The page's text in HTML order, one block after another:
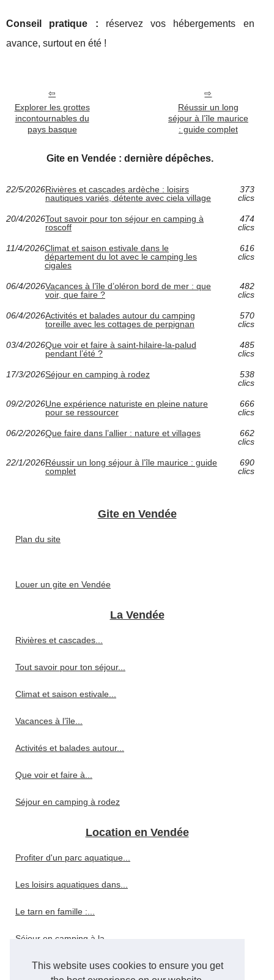
This website uses cookies to ensure you get
Conseil pratique : réservez vos hébergements en
avance, surtout en été !
Explorer les grottes
incontournables du
pays basque
Réussir un long
séjour à l’île maurice
: guide complet
Gite en Vendée : dernière dépêches.
22/5/2026Rivières et cascades ardèche : loisirs
nautiques variés, détente avec ciela village
373
clics
20/4/2026Tout savoir pour ton séjour en camping à
roscoff
474
clics
11/4/2026Climat et saison estivale dans le
département du lot avec le camping les
cigales
616
clics
06/4/2026Vacances à l’île d’oléron bord de mer : que
voir, que faire ?
482
clics
06/4/2026Activités et balades autour du camping
toreille avec les cottages de perpignan
570
clics
03/4/2026Que voir et faire à saint-hilaire-la-palud
pendant l’été ?
485
clics
17/3/2026Séjour en camping à rodez
538
clics
09/2/2026Une expérience naturiste en pleine nature
pour se ressourcer
666
clics
06/2/2026Que faire dans l’allier : nature et villages
662
clics
22/1/2026Réussir un long séjour à l’île maurice : guide
complet
690
clics
Gite en Vendée
Plan du site
Louer un gite en Vendée
La Vendée
Rivières et cascades...
Tout savoir pour ton séjour...
Climat et saison estivale...
Vacances à l’île...
Activités et balades autour...
Que voir et faire à...
Séjour en camping à rodez
Location en Vendée
Profiter d'un parc aquatique...
Les loisirs aquatiques dans...
Le tarn en famille :...
Séjour en camping à la...
Hébergement à la rochelle :...